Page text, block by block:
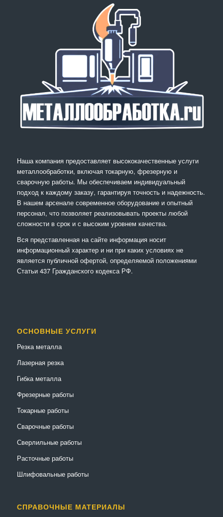
Наша компания предоставляет высококачественные услуги
металлообработки, включая токарную, фрезерную и
сварочную работы. Мы обеспечиваем индивидуальный
подход к каждому заказу, гарантируя точность и надежность.
В нашем арсенале современное оборудование и опытный
персонал, что позволяет реализовывать проекты любой
сложности в срок и с высоким уровнем качества.
Вся представленная на сайте информация носит
информационный характер и ни при каких условиях не
является публичной офертой, определяемой положениями
Статьи 437 Гражданского кодекса РФ.
ОСНОВНЫЕ УСЛУГИ
Резка металла
Лазерная резка
Гибка металла
Фрезерные работы
Токарные работы
Сварочные работы
Сверлильные работы
Расточные работы
Шлифовальные работы
СПРАВОЧНЫЕ МАТЕРИАЛЫ